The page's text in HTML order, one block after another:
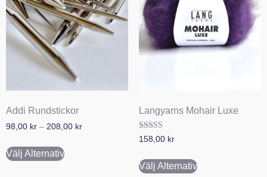
Addi Rundstickor
98,00 kr – 208,00 kr
Välj Alternativ
Langyarns Mohair Luxe
Betygsatt
5.00
158,00 kr
Välj Alternativ